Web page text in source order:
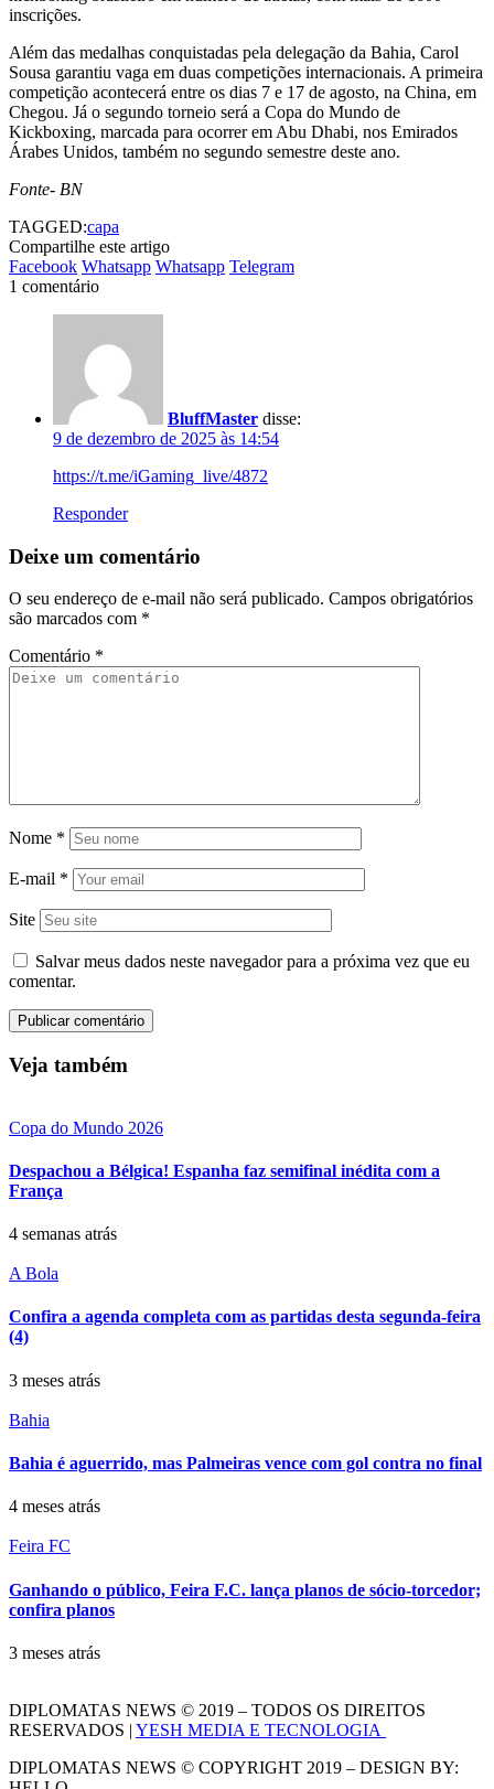
inscrições.
Além das medalhas conquistadas pela delegação da Bahia, Carol
Sousa garantiu vaga em duas competições internacionais. A primeira
competição acontecerá entre os dias 7 e 17 de agosto, na China, em
Chegou. Já o segundo torneio será a Copa do Mundo de
Kickboxing, marcada para ocorrer em Abu Dhabi, nos Emirados
Árabes Unidos, também no segundo semestre deste ano.
Fonte- BN
TAGGED:capa
Compartilhe este artigo
Facebook Whatsapp Whatsapp Telegram
1 comentário
BluffMaster disse:
9 de dezembro de 2025 às 14:54
https://t.me/iGaming_live/4872
Responder
Deixe um comentário
O seu endereço de e-mail não será publicado. Campos obrigatórios
são marcados com *
Comentário *
Nome *
E-mail *
Site
Salvar meus dados neste navegador para a próxima vez que eu
comentar.
Veja também
Copa do Mundo 2026
Despachou a Bélgica! Espanha faz semifinal inédita com a
França
4 semanas atrás
A Bola
Confira a agenda completa com as partidas desta segunda-feira
(4)
3 meses atrás
Bahia
Bahia é aguerrido, mas Palmeiras vence com gol contra no final
4 meses atrás
Feira FC
Ganhando o público, Feira F.C. lança planos de sócio-torcedor;
confira planos
3 meses atrás
DIPLOMATAS NEWS © 2019 – TODOS OS DIREITOS
RESERVADOS | YESH MEDIA E TECNOLOGIA
DIPLOMATAS NEWS © COPYRIGHT 2019 – DESIGN BY: